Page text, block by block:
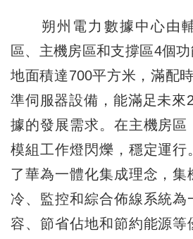
朔州電力數據中心由輔
區、主機房區和支撐區4個
地面積達700平方米，滿配
準伺服器設備，能滿足未來
據的發展需求。在主機房區
模組工作燈閃爍，穩定運行
了華為一體化集成理念，集
冷、監控和綜合佈線系統為
容、節省佔地和節約能源等